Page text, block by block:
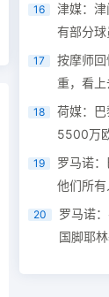
16
津媒：
有部分
17
按摩师
重，看
18
荷媒：
5500万
19
罗马诺：
他们所
20
罗马诺
国脚耶